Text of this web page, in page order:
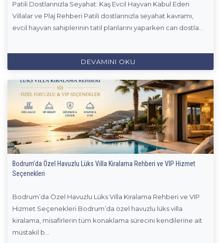
Patili Dostlarınızla Seyahat: Kaş Evcil Hayvan Kabul Eden
Villalar ve Plaj Rehberi Patili dostlarınızla seyahat kavramı,
evcil hayvan sahiplerinin tatil planlarını yaparken can dostla...
DEVAMINI OKU
Bodrum’da Özel Havuzlu Lüks Villa Kiralama Rehberi ve VIP Hizmet
Seçenekleri
Bodrum’da Özel Havuzlu Lüks Villa Kiralama Rehberi ve VIP
Hizmet Seçenekleri Bodrum’da özel havuzlu lüks villa
kiralama, misafirlerin tüm konaklama sürecini kendilerine ait
müstakil b...